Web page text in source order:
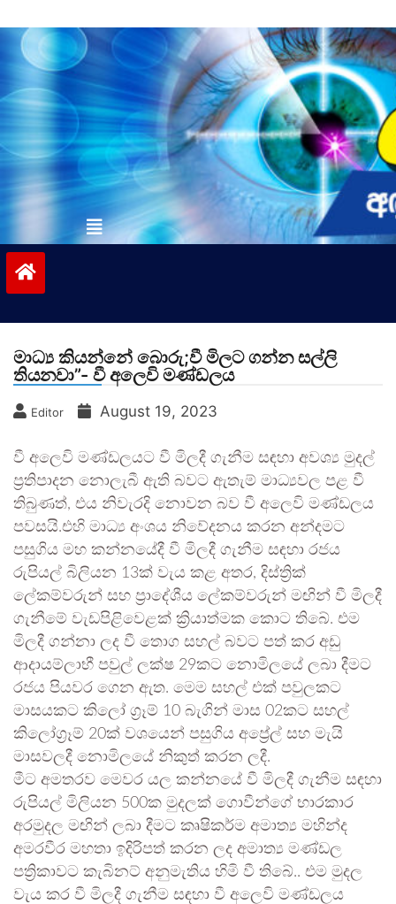
to
contentvinivida.lk
මාධ්‍ය කියන්නේ බොරු;වී මිලට ගන්න සල්ලි
තියනවා”- වී අලෙවි මණ්ඩලය
Editor August 19, 2023
වී අලෙවි මණ්ඩලයට වී මිලදී ගැනීම සඳහා අවශ්‍ය මුදල්
ප්‍රතිපාදන නොලැබී ඇති බවට ඇතැම් මාධ්‍යවල පළ වී
තිබුණත්, එය නිවැරදි නොවන බව වී අලෙවි මණ්ඩලය
පවසයි.එහි මාධ්‍ය අංශය නිවේදනය කරන අන්දමට
පසුගිය මහ කන්නයේදී වී මිලදී ගැනීම සඳහා රජය
රුපියල් බිලියන 13ක් වැය කළ අතර, දිස්ත්‍රික්
ලේකම්වරුන් සහ ප්‍රාදේශීය ලේකම්වරුන් මඟින් වී මිලදී
ගැනීමේ වැඩපිළිවෙළක් ක්‍රියාත්මක කොට තිබේ. එම
මිලදී ගන්නා ලද වී තොග සහල් බවට පත් කර අඩු
ආදායම්ලාභී පවුල් ලක්ෂ 29කට නොමිලයේ ලබා දීමට
රජය පියවර ගෙන ඇත. මෙම සහල් එක් පවුලකට
මාසයකට කිලෝ ග්‍රෑම් 10 බැගින් මාස 02කට සහල්
කිලෝග්‍රෑම් 20ක් වශයෙන් පසුගිය අප්‍රේල් සහ මැයි
මාසවලදී නොමිලයේ නිකුත් කරන ලදී.
මීට අමතරව මෙවර යල කන්නයේ වී මිලදී ගැනීම සඳහා
රුපියල් මිලියන 500ක මුදලක් ගොවීන්ගේ භාරකාර
අරමුදල මඟින් ලබා දීමට කෘෂිකර්ම අමාත්‍ය මහින්ද
අමරවීර මහතා ඉදිරිපත් කරන ලද අමාත්‍ය මණ්ඩල
පත්‍රිකාවට කැබිනට් අනුමැතිය හිමි වී තිබේ.. එම මුදල
වැය කර වී මිලදී ගැනීම සඳහා වී අලෙවි මණ්ඩලය